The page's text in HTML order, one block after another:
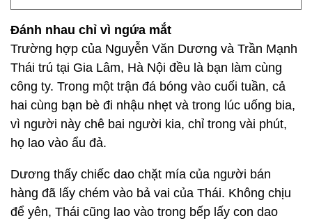
Đánh nhau chỉ vì ngứa mắt
Trường hợp của Nguyễn Văn Dương và Trần Mạnh
Thái trú tại Gia Lâm, Hà Nội đều là bạn làm cùng
công ty. Trong một trận đá bóng vào cuối tuần, cả
hai cùng bạn bè đi nhậu nhẹt và trong lúc uống bia,
vì người này chê bai người kia, chỉ trong vài phút,
họ lao vào ẩu đả.
Dương thấy chiếc dao chặt mía của người bán
hàng đã lấy chém vào bả vai của Thái. Không chịu
để yên, Thái cũng lao vào trong bếp lấy con dao